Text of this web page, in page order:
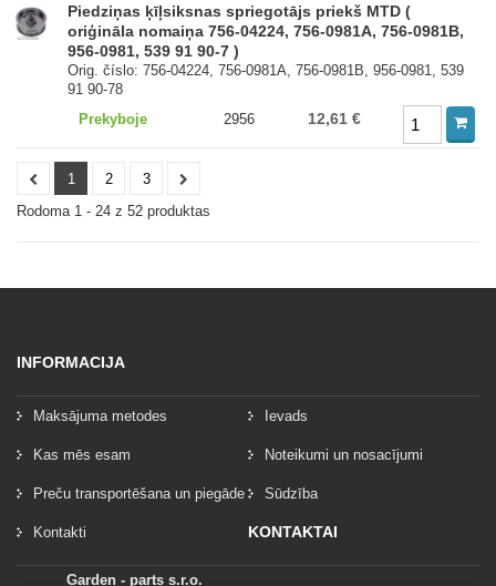
Piedziņas ķīļsiksnas spriegotājs priekš MTD (
oriģināla nomaiņa 756-04224, 756-0981A, 756-0981B,
956-0981, 539 91 90-7 )
Orig. číslo: 756-04224, 756-0981A, 756-0981B, 956-0981, 539
91 90-78
Prekyboje
2956 12,61 €
1 2
3
Rodoma 1 - 24 z 52 produktas
INFORMACIJA
Maksājuma metodes Ievads
Kas mēs esam Noteikumi un nosacījumi
Preču transportēšana un piegāde Sūdzība
Kontakti KONTAKTAI
Garden - parts s.r.o.